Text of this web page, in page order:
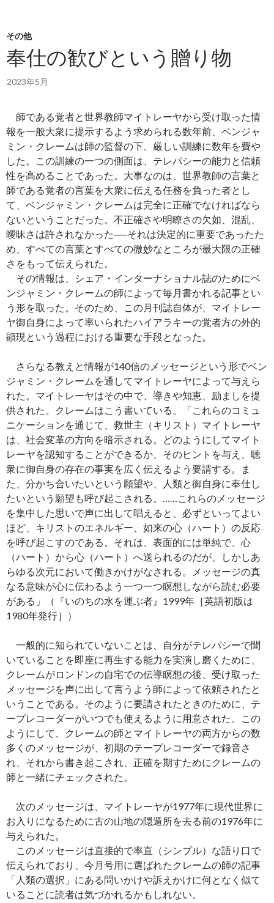
その他
奉仕の歓びという贈り物
2023年5月
師である覚者と世界教師マイトレーヤから受け取った情
報を一般大衆に提示するよう求められる数年前、ベンジャ
ミン・クレームは師の監督の下、厳しい訓練に数年を費や
した。この訓練の一つの側面は、テレパシーの能力と信頼
性を高めることであった。大事なのは、世界教師の言葉と
師である覚者の言葉を大衆に伝える任務を負った者とし
て、ベンジャミン・クレームは完全に正確でなければなら
ないということだった。不正確さや明瞭さの欠如、混乱、
曖昧さは許されなかった──それは決定的に重要であったた
め、すべての言葉とすべての微妙なところが最大限の正確
さをもって伝えられた。
その情報は、シェア・インターナショナル誌のためにベ
ンジャミン・クレームの師によって毎月書かれる記事とい
う形を取った。そのため、この月刊誌自体が、マイトレー
ヤ御自身によって率いられたハイアラキーの覚者方の外的
顕現という過程における重要な手段となった。
さらなる教えと情報が140信のメッセージという形でベン
ジャミン・クレームを通してマイトレーヤによって与えら
れた。マイトレーヤはその中で、導きや知恵、励ましを提
供された。クレームはこう書いている。「これらのコミュ
ニケーションを通じて、救世主（キリスト）マイトレーヤ
は、社会変革の方向を暗示される。どのようにしてマイト
レーヤを認知することができるか、そのヒントを与え、聴
衆に御自身の存在の事実を広く伝えるよう要請する。ま
た、分かち合いたいという願望や、人類と御自身に奉仕し
たいという願望も呼び起こされる。……これらのメッセージ
を集中した思いで声に出して唱えると、必ずといってよい
ほど、キリストのエネルギー、如来の心（ハート）の反応
を呼び起こすのである。それは、表面的には単純で、心
（ハート）から心（ハート）へ送られるのだが、しかしあ
らゆる次元において働きかけがなされる。メッセージの真
なる意味が心に伝わるよう一つ一つ瞑想しながら読む必要
がある」（『いのちの水を運ぶ者』1999年［英語初版は
1980年発行］）
一般的に知られていないことは、自分がテレパシーで聞
いていることを即座に再生する能力を実演し磨くために、
クレームがロンドンの自宅での伝導瞑想の後、受け取った
メッセージを声に出して言うよう師によって依頼されたと
いうことである。そのように要請されたときのために、テ
ープレコーダーがいつでも使えるように用意された。この
ようにして、クレームの師とマイトレーヤの両方からの数
多くのメッセージが、初期のテープレコーダーで録音さ
れ、それから書き起こされ、正確を期すためにクレームの
師と一緒にチェックされた。
次のメッセージは、マイトレーヤが1977年に現代世界に
お入りになるために古の山地の隠遁所を去る前の1976年に
与えられた。
このメッセージは直接的で率直（シンプル）な語り口で
伝えられており、今月号用に選ばれたクレームの師の記事
「人類の選択」にある問いかけや訴えかけに何となく似て
いることに読者は気づかれるかもしれない。